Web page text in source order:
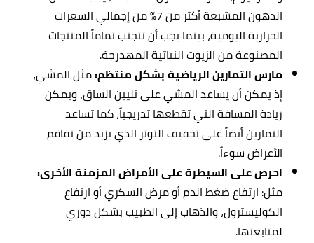
الدهون المشبعة أكثر من 7% من إجمالي السعرات
الحرارية اليومية، بينما يجب أن تتجنب تماماً المنتجات
المصنوعة من الزيوت النباتية المهدرجة.
مارس التمارين الرياضية بشكل منتظم:مثل المشي،
إذ يمكن أن يساعد المشي على تليين الساق، ويمكن
زيادة المسافة التي تقطعها تدريجياً، كما تساعد
التمارين أيضاً على تخفيف التوتر الذي يزيد من تفاقم
الأعراض سوءاً.
احرص على السيطرة على الأمراض المزمنة الأخرى:
مثل: ارتفاع ضغط الدم أو مرض السكري أو ارتفاع
الكوليسترول، والذهاب إلى الطبيب بشكل دوري
لمتابعتها.